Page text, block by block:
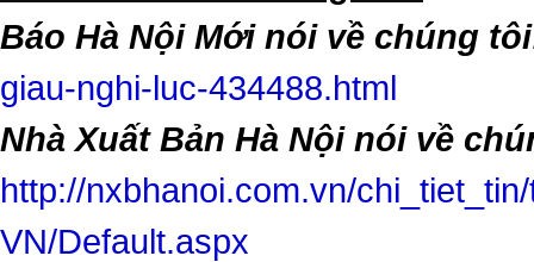
Báo Hà Nội Mới nói về chúng
giau-nghi-luc-434488.html
Nhà Xuất Bản Hà Nội nói về
http://nxbhanoi.com.vn/
VN/Default.aspx